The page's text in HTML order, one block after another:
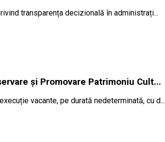
transparența decizională în administrați...
și Promovare Patrimoniu Cult...
vacante, pe durată nedeterminată, cu d...